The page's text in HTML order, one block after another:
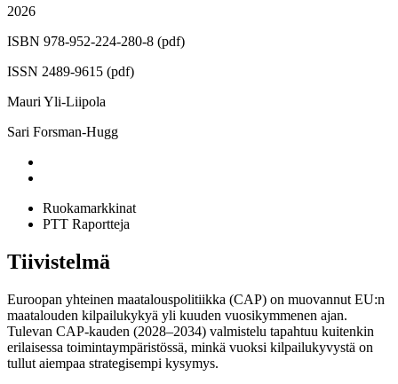
2026
ISBN 978-952-224-280-8 (pdf)
ISSN 2489-9615 (pdf)
Mauri Yli-Liipola
Sari Forsman-Hugg
Ruokamarkkinat
PTT Raportteja
Tiivistelmä
Euroopan yhteinen maatalouspolitiikka (CAP) on muovannut EU:n
maatalouden kilpailukykyä yli kuuden vuosikymmenen ajan.
Tulevan CAP-kauden (2028–2034) valmistelu tapahtuu kuitenkin
erilaisessa toimintaympäristössä, minkä vuoksi kilpailukyvystä on
tullut aiempaa strategisempi kysymys.